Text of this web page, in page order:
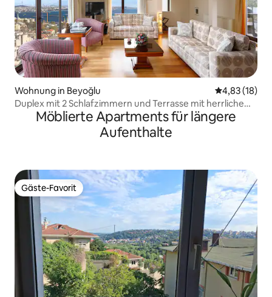
Wohnung in Beyoğlu
4,83 (18)
Duplex mit 2 Schlafzimmern und Terrasse mit herrlichem
Blick auf den Bosporus
Möblierte Apartments für längere
Aufenthalte
Gäste-Favorit
Gäste-Favorit